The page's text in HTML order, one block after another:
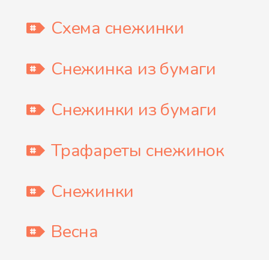
Схема снежинки
Снежинка из бумаги
Снежинки из бумаги
Трафареты снежинок
Снежинки
Весна